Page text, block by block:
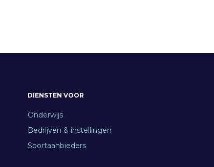
DIENSTEN VOOR
Onderwijs
Bedrijven & instellingen
Sportaanbieders